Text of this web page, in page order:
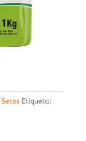
Secos Etiqueta: